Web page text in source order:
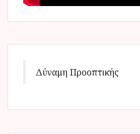
Δύναμη Προοπτικής